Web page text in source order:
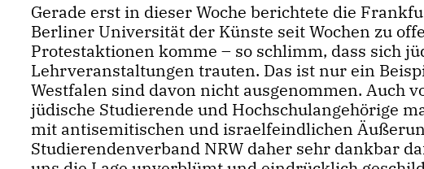
Gerade erst in dieser Woche berichtete die
Berliner Universität der Künste seit Wochen zu
Protestaktionen komme – so schlimm, dass sich
Lehrveranstaltungen trauten. Das ist nur ein
Westfalen sind davon nicht ausgenommen. Auch
jüdische Studierende und Hochschulangehörige
mit antisemitischen und israelfeindlichen
Studierendenverband NRW daher sehr dankbar